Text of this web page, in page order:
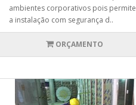
ambientes corporativos pois permite
a instalação com segurança d..
ORÇAMENTO